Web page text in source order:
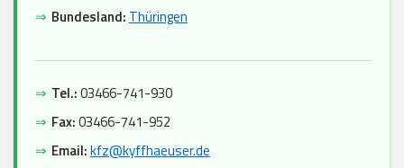
⇒ Bundesland: Thüringen
⇒ Tel.:03466-741-930
⇒ Fax:03466-741-952
⇒ Email:kfz@kyffhaeuser.de